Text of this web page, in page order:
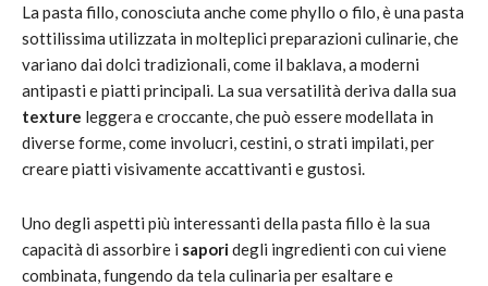
La pasta fillo, conosciuta anche come phyllo o filo, è una pasta
sottilissima utilizzata in molteplici preparazioni culinarie, che
variano dai dolci tradizionali, come il baklava, a moderni
antipasti e piatti principali. La sua versatilità deriva dalla sua
texture leggera e croccante, che può essere modellata in
diverse forme, come involucri, cestini, o strati impilati, per
creare piatti visivamente accattivanti e gustosi.
Uno degli aspetti più interessanti della pasta fillo è la sua
capacità di assorbire i saporidegli ingredienti con cui viene
combinata, fungendo da tela culinaria per esaltare e